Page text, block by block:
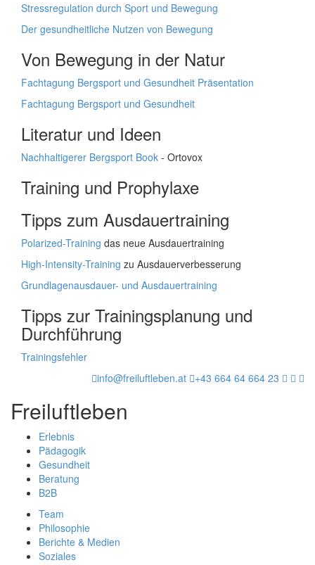
Stressregulation durch Sport und Bewegung
Der gesundheitliche Nutzen von Bewegung
Von Bewegung in der Natur
Fachtagung Bergsport und Gesundheit Präsentation
Fachtagung Bergsport und Gesundheit
Literatur und Ideen
Nachhaltigerer Bergsport Book - Ortovox
Training und Prophylaxe
Tipps zum Ausdauertraining
Polarized-Training das neue Ausdauertraining
High-Intensity-Training zu Ausdauerverbesserung
Grundlagenausdauer- und Ausdauertraining
Tipps zur Trainingsplanung und
Durchführung
Trainingsfehler
info@freiluftleben.at
+43 664 64 664 23
Freiluftleben
Erlebnis
Pädagogik
Gesundheit
Beratung
B2B
Team
Philosophie
Berichte & Medien
Soziales